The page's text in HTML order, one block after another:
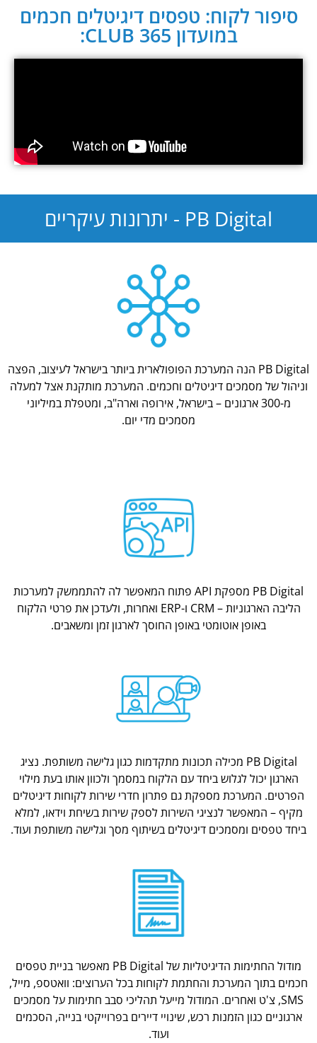
סיפור לקוח: טפסים דיגיטלים חכמים
במועדון CLUB 365:
PB Digital - יתרונות עיקריים
PB Digital הנה המערכת הפופולארית ביותר בישראל לעיצוב, הפצה
וניהול של מסמכים דיגיטלים וחכמים. המערכת מותקנת אצל למעלה
מ-300 ארגונים – בישראל, אירופה וארה"ב, ומטפלת במיליוני
מסמכים מדי יום.
PB Digital מספקת API פתוח המאפשר לה להתממשק למערכות
הליבה הארגוניות – CRM ו-ERP ואחרות, ולעדכן את פרטי הלקוח
באופן אוטומטי באופן החוסך לארגון זמן ומשאבים.
PB Digital מכילה תכונות מתקדמות כגון גלישה משותפת. נציג
הארגון יכול לגלוש ביחד עם הלקוח במסמך ולכוון אותו בעת מילוי
הפרטים. המערכת מספקת גם פתרון חדרי שירות לקוחות דיגיטלים
מקיף – המאפשר לנציגי השירות לספק שירות בשיחת וידאו, למלא
ביחד טפסים ומסמכים דיגיטלים בשיתוף מסך וגלישה משותפת ועוד.
מודול החתימות הדיגיטליות של PB Digital מאפשר בניית טפסים
חכמים בתוך המערכת והחתמת לקוחות בכל הערוצים: וואטספ, מייל,
SMS, צ'ט ואחרים. המודול מייעל תהליכי סבב חתימות על מסמכים
ארגוניים כגון הזמנות רכש, שינויי דיירים בפרוייקטי בנייה, הסכמים
ועוד.